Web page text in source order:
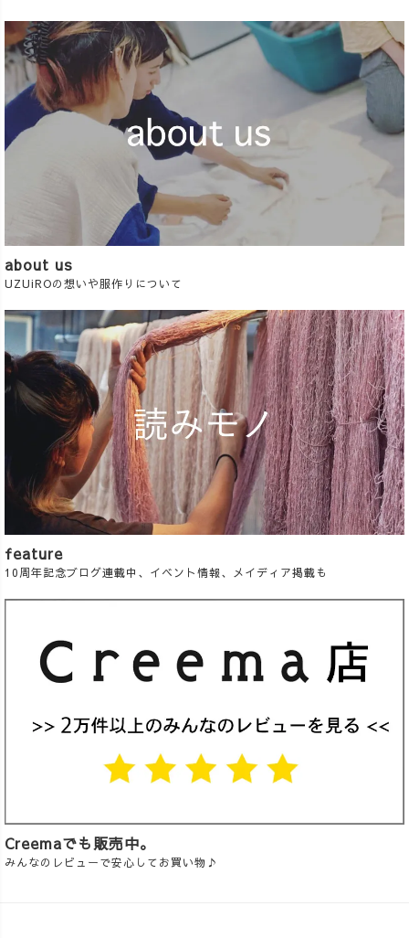
about us
UZUiROの想いや服作りについて
feature
10周年記念ブログ連載中、イベント情報、メイディア掲載も
Creemaでも販売中。
みんなのレビューで安心してお買い物♪